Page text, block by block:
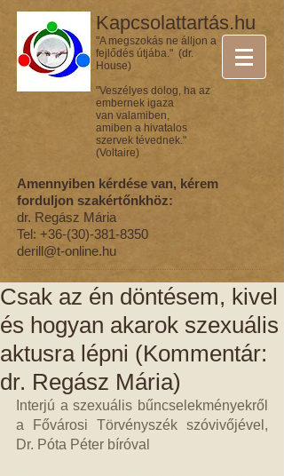
Kapcsolattartás.hu
"A megszokás ne álljon a
fejlődés útjába." (dr.
House)
"Veszélyes dolog, ha az
embernek igaza
van valamiben,
amiben a hivatalos
szervek tévednek."
(Voltaire)
Amennyiben kérdése van, kérem
forduljon szakértőnkhöz:
dr. Regász Mária
Tel: +36-(30)-381-8350
derill@t-online.hu
Csak az én döntésem, kivel
és hogyan akarok szexuális
aktusra lépni (Kommentár:
dr. Regász Mária)
Interjú a szexuális bűncselekményekről
a Fővárosi Törvényszék szóvivőjével,
Dr. Póta Péter bíróval